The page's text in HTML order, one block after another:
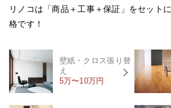
リノコは「商品＋工事＋保証」をセット
格です！
壁紙・クロス張り替
え
5万〜10万円